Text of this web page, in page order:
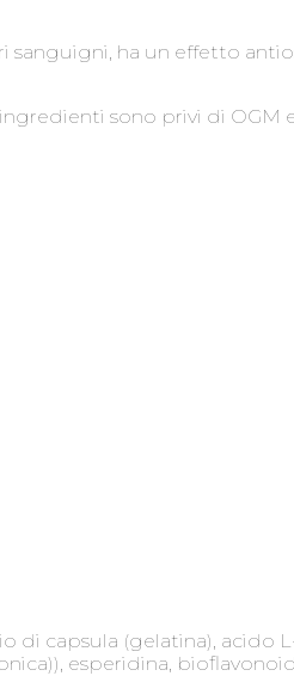
ha un effetto
sono privi di OGM
di capsula (gelatina), acido
esperidina,